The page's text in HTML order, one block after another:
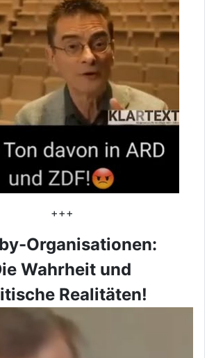
+++
Organisationen:
Wahrheit und
Realitäten!